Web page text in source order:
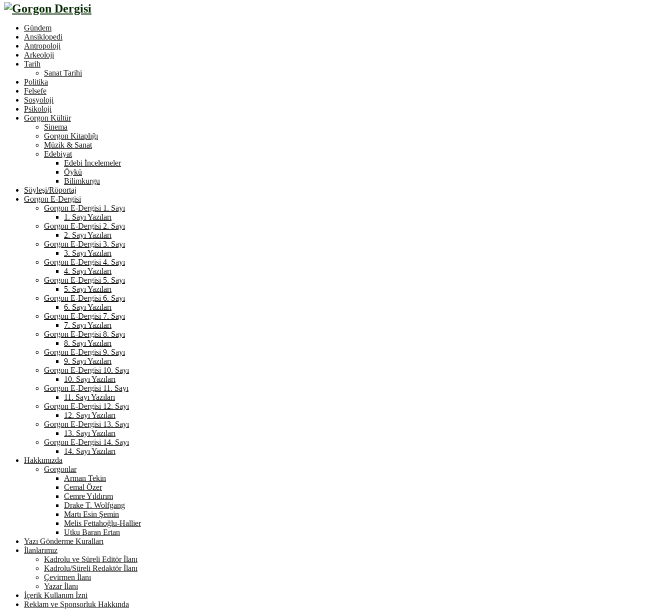
Gündem
Ansiklopedi
Antropoloji
Arkeoloji
Tarih
Sanat Tarihi
Politika
Felsefe
Sosyoloji
Psikoloji
Gorgon Kültür
Sinema
Gorgon Kitaplığı
Müzik & Sanat
Edebiyat
Edebi İncelemeler
Öykü
Bilimkurgu
Söyleşi/Röportaj
Gorgon E-Dergisi
Gorgon E-Dergisi 1. Sayı
1. Sayı Yazıları
Gorgon E-Dergisi 2. Sayı
2. Sayı Yazıları
Gorgon E-Dergisi 3. Sayı
3. Sayı Yazıları
Gorgon E-Dergisi 4. Sayı
4. Sayı Yazıları
Gorgon E-Dergisi 5. Sayı
5. Sayı Yazıları
Gorgon E-Dergisi 6. Sayı
6. Sayı Yazıları
Gorgon E-Dergisi 7. Sayı
7. Sayı Yazıları
Gorgon E-Dergisi 8. Sayı
8. Sayı Yazıları
Gorgon E-Dergisi 9. Sayı
9. Sayı Yazıları
Gorgon E-Dergisi 10. Sayı
10. Sayı Yazıları
Gorgon E-Dergisi 11. Sayı
11. Sayı Yazıları
Gorgon E-Dergisi 12. Sayı
12. Sayı Yazıları
Gorgon E-Dergisi 13. Sayı
13. Sayı Yazıları
Gorgon E-Dergisi 14. Sayı
14. Sayı Yazıları
Hakkımızda
Gorgonlar
Arman Tekin
Cemal Özer
Cemre Yıldırım
Drake T. Wolfgang
Martı Esin Şemin
Melis Fettahoğlu-Hallier
Utku Baran Ertan
Yazı Gönderme Kuralları
İlanlarımız
Kadrolu ve Süreli Editör İlanı
Kadrolu/Süreli Redaktör İlanı
Çevirmen İlanı
Yazar İlanı
İçerik Kullanım İzni
Reklam ve Sponsorluk Hakkında